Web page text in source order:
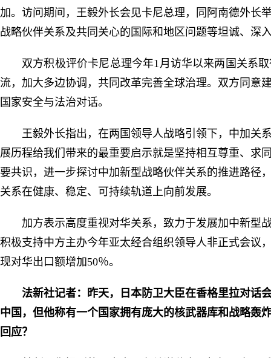
加。访问期间，王毅外长会见卡尼总理，同阿南德外长
战略伙伴关系及共同关心的国际和地区问题等坦诚、深
双方积极评价卡尼总理今年1月访华以来两国关系
流，加大多边协调，共同改革完善全球治理。双方同意
国家安全与法治对话。
王毅外长指出，在两国领导人战略引领下，中加关
展历程给我们带来的最重要启示就是坚持相互尊重、求
要共识，进一步探讨中加新型战略伙伴关系的推进路径
关系在健康、稳定、可持续轨道上向前发展。
加方表示高度重视对华关系，致力于发展加中新型
积极支持中方主办今年亚太经合组织领导人非正式会议
现对华出口额增加50％。
法新社记者：昨天，日本防卫大臣在香格里拉对话
中国，但他称有一个国家拥有庞大的核武器库和战略轰
回应？